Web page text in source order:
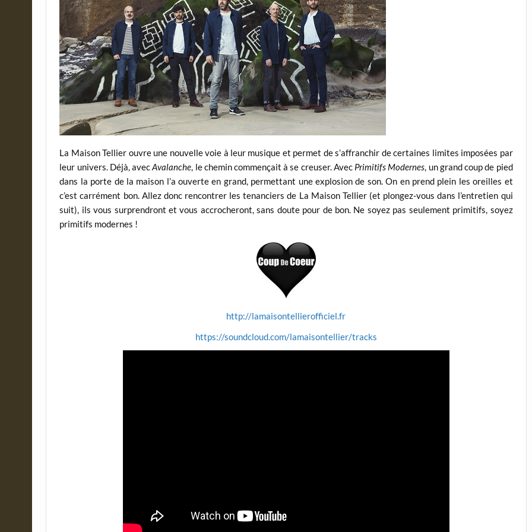
La Maison Tellier ouvre une nouvelle voie à leur musique et permet de s’affranchir de certaines limites imposées par
leur univers. Déjà, avecAvalanche, le chemin commençait à se creuser. Avec Primitifs Modernes, un grand coup de pied
dans la porte de la maison l’a ouverte en grand, permettant une explosion de son. On en prend plein les oreilles et
c’est carrément bon. Allez donc rencontrer les tenanciers de La Maison Tellier (et plongez-vous dans l’entretien qui
suit), ils vous surprendront et vous accrocheront, sans doute pour de bon. Ne soyez pas seulement primitifs, soyez
primitifs modernes !
http://lamaisontellierofficiel.fr
https://soundcloud.com/lamaisontellier/tracks